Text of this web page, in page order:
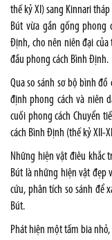
thế kỷ XI) sang Kinnari
Bút vừa gần gống phong
Định, cho nên niên đại của
đầu phong cách Bình Định.
Qua so sánh sơ bộ bình
định phong cách và niên
cuối phong cách Chuyển
cách Bình Định (thế kỷ XII-
Những hiện vật điêu khắc
Bút là những hiện vật đẹp
cứu, phân tích so sánh để
Bút.
Phát hiện một tấm bia